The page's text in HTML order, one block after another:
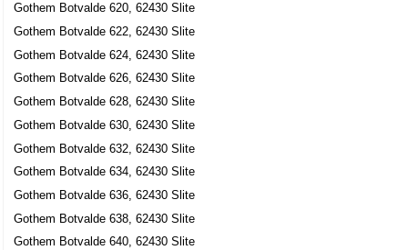
Gothem Botvalde 620, 62430 Slite
Gothem Botvalde 622, 62430 Slite
Gothem Botvalde 624, 62430 Slite
Gothem Botvalde 626, 62430 Slite
Gothem Botvalde 628, 62430 Slite
Gothem Botvalde 630, 62430 Slite
Gothem Botvalde 632, 62430 Slite
Gothem Botvalde 634, 62430 Slite
Gothem Botvalde 636, 62430 Slite
Gothem Botvalde 638, 62430 Slite
Gothem Botvalde 640, 62430 Slite